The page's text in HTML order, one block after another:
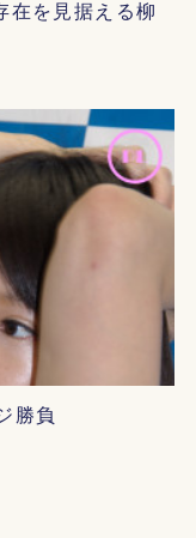
在を見据える柳
勝負